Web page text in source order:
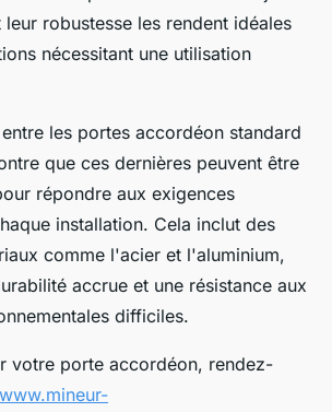
robustesse les rendent idéales
nécessitant une utilisation
les portes accordéon standard
que ces dernières peuvent être
répondre aux exigences
installation. Cela inclut des
comme l'acier et l'aluminium,
accrue et une résistance aux
difficiles.
votre porte accordéon, rendez-